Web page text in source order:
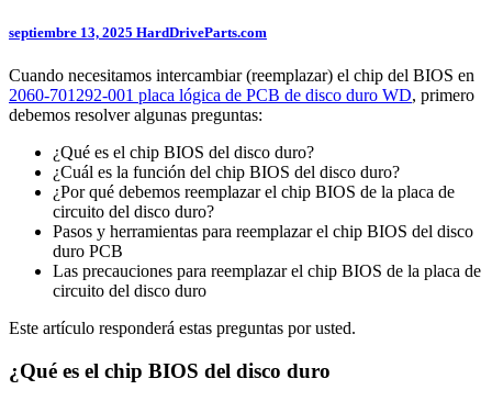
septiembre 13, 2025 HardDriveParts.com
Cuando necesitamos intercambiar (reemplazar) el chip del BIOS en
2060-701292-001 placa lógica de PCB de disco duro WD, primero
debemos resolver algunas preguntas:
¿Qué es el chip BIOS del disco duro?
¿Cuál es la función del chip BIOS del disco duro?
¿Por qué debemos reemplazar el chip BIOS de la placa de
circuito del disco duro?
Pasos y herramientas para reemplazar el chip BIOS del disco
duro PCB
Las precauciones para reemplazar el chip BIOS de la placa de
circuito del disco duro
Este artículo responderá estas preguntas por usted.
¿Qué es el chip BIOS del disco duro